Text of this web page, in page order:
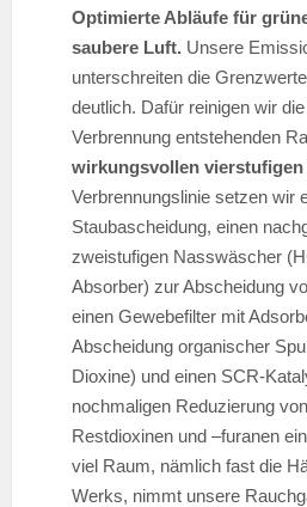
Optimierte Abläufe für
saubere Luft. Unsere
unterschreiten die
deutlich. Dafür reinigen wir
Verbrennung entstehenden
wirkungsvollen vierstufigen
Verbrennungslinie setzen wir
Staubascheidung, einen
zweistufigen Nasswäscher
Absorber) zur Abscheidung
einen Gewebefilter mit
Abscheidung organischer
Dioxine) und einen SCR-
nochmaligen Reduzierung
Restdioxinen und –furanen
viel Raum, nämlich fast die
Werks, nimmt unsere